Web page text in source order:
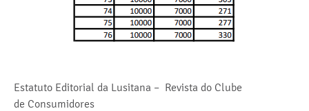
Estatuto Editorial da Lusitana – Revista do Clube
de Consumidores